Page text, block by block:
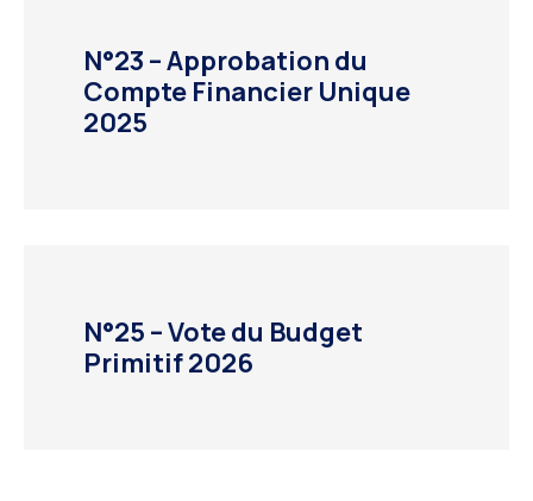
N°23 – Approbation du
Compte Financier Unique
2025
N°25 – Vote du Budget
Primitif 2026